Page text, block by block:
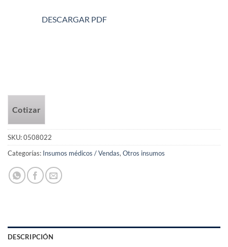
DESCARGAR PDF
Cotizar
SKU:0508022
Categorías: Insumos médicos / Vendas, Otros insumos
DESCRIPCIÓN